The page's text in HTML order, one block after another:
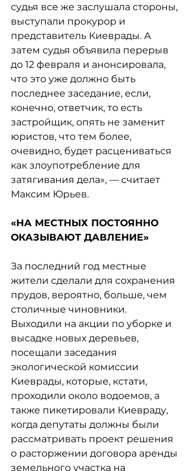
судья все же заслушала стороны,
выступали прокурор и
представитель Киеврады. А
затем судья объявила перерыв
до 12 февраля и анонсировала,
что это уже должно быть
последнее заседание, если,
конечно, ответчик, то есть
застройщик, опять не заменит
юристов, что тем более,
очевидно, будет расцениваться
как злоупотребление для
затягивания дела», — считает
Максим Юрьев.
«НА МЕСТНЫХ ПОСТОЯННО
ОКАЗЫВАЮТ ДАВЛЕНИЕ»
За последний год местные
жители сделали для сохранения
прудов, вероятно, больше, чем
столичные чиновники.
Выходили на акции по уборке и
высадке новых деревьев,
посещали заседания
экологической комиссии
Киеврады, которые, кстати,
проходили около водоемов, а
также пикетировали Киевраду,
когда депутаты должны были
рассматривать проект решения
о расторжении договора аренды
земельного участка на